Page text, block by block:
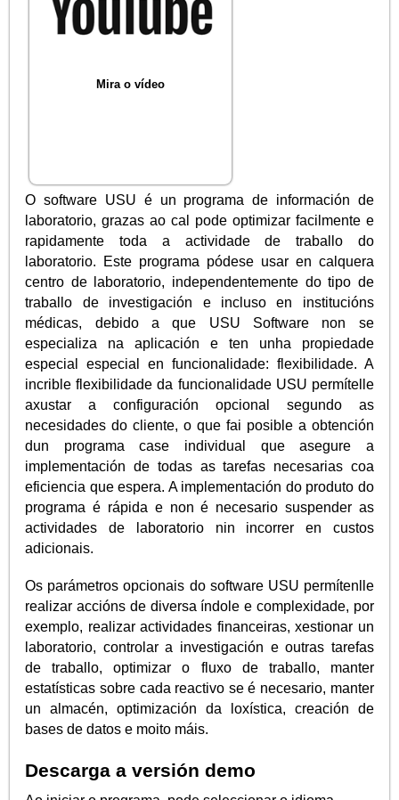
Mira o vídeo
O software USU é un programa de información de
laboratorio, grazas ao cal pode optimizar facilmente e
rapidamente toda a actividade de traballo do
laboratorio. Este programa pódese usar en calquera
centro de laboratorio, independentemente do tipo de
traballo de investigación e incluso en institucións
médicas, debido a que USU Software non se
especializa na aplicación e ten unha propiedade
especial especial en funcionalidade: flexibilidade. A
incrible flexibilidade da funcionalidade USU permítelle
axustar a configuración opcional segundo as
necesidades do cliente, o que fai posible a obtención
dun programa case individual que asegure a
implementación de todas as tarefas necesarias coa
eficiencia que espera. A implementación do produto do
programa é rápida e non é necesario suspender as
actividades de laboratorio nin incorrer en custos
adicionais.
Os parámetros opcionais do software USU permítenlle
realizar accións de diversa índole e complexidade, por
exemplo, realizar actividades financeiras, xestionar un
laboratorio, controlar a investigación e outras tarefas
de traballo, optimizar o fluxo de traballo, manter
estatísticas sobre cada reactivo se é necesario, manter
un almacén, optimización da loxística, creación de
bases de datos e moito máis.
Descarga a versión demo